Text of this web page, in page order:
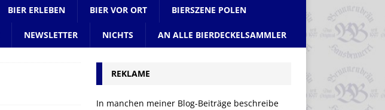
BIER ERLEBEN BIER VOR ORT BIERSZENE POLEN
NEWSLETTER NICHTS AN ALLE BIERDECKELSAMMLER
REKLAME
In manchen meiner Blog-Beiträge beschreibe